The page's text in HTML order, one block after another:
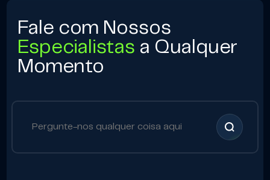
Fale com Nossos
Especialistas a Qualquer
Momento